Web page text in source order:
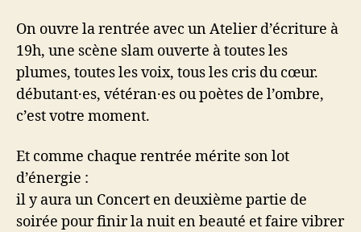
On ouvre la rentrée avec un Atelier d’écriture à
19h, une scène slam ouverte à toutes les
plumes, toutes les voix, tous les cris du cœur.
débutant·es, vétéran·es ou poètes de l’ombre,
c’est votre moment.
Et comme chaque rentrée mérite son lot
d’énergie :
il y aura un Concert en deuxième partie de
soirée pour finir la nuit en beauté et faire vibrer